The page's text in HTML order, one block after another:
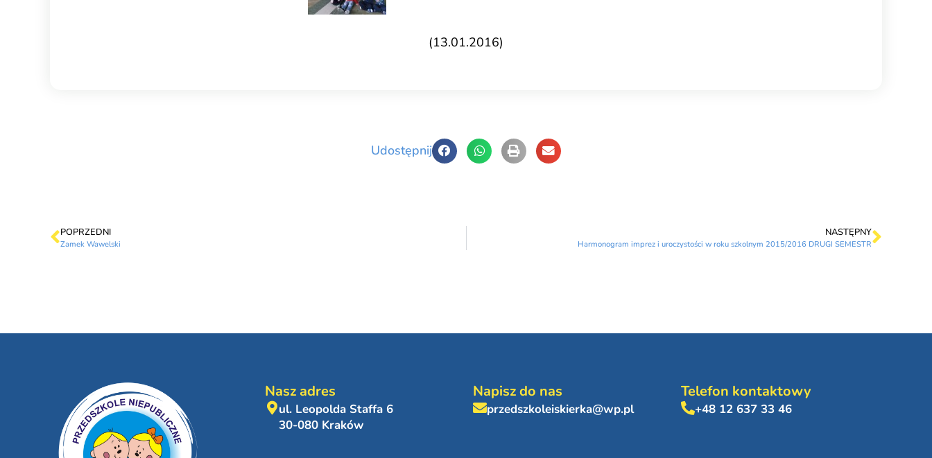
(13.01.2016)
Udostępnij
POPRZEDNI
Zamek Wawelski
NASTĘPNY
Harmonogram imprez i uroczystości w roku szkolnym 2015/2016 DRUGI SEMESTR
Nasz adres
ul. Leopolda Staffa 6
30-080 Kraków
Napisz do nas
przedszkoleiskierka@wp.pl
Telefon kontaktowy
+48 12 637 33 46